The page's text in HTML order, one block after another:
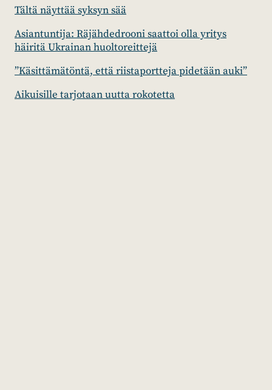
Tältä näyttää syksyn sää
Asiantuntija: Räjähdedrooni saattoi olla yritys
häiritä Ukrainan huoltoreittejä
”Käsittämätöntä, että riistaportteja pidetään auki”
Aikuisille tarjotaan uutta rokotetta